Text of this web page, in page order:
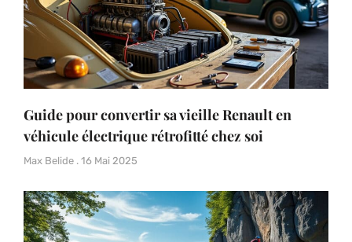
Guide pour convertir sa vieille Renault en
véhicule électrique rétrofitté chez soi
Max Belide 16 Mai 2025